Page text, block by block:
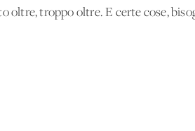
oltre, troppo oltre. E certe cose,